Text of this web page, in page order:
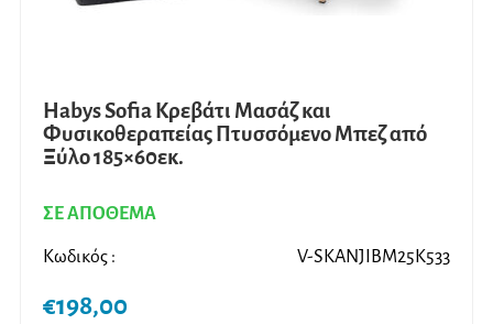
Habys Sofia Κρεβάτι Μασάζ και
Φυσικοθεραπείας Πτυσσόμενο Μπεζ από
Ξύλο 185×60εκ.
ΣΕ ΑΠΟΘΕΜΑ
Κωδικός : V-SKANJIBM25K533
€198,00